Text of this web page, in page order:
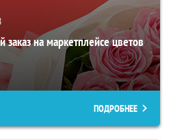
на маркетплейсе цветов
ПОДРОБНЕЕ